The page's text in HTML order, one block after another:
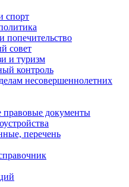
спорт
попечительство
совет
и туризм
контроль
несовершеннолетних
документы
перечень